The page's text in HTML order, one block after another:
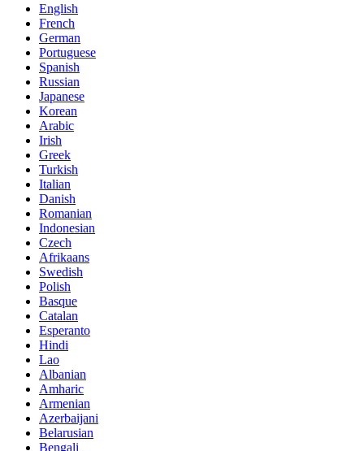
English
French
German
Portuguese
Spanish
Russian
Japanese
Korean
Arabic
Irish
Greek
Turkish
Italian
Danish
Romanian
Indonesian
Czech
Afrikaans
Swedish
Polish
Basque
Catalan
Esperanto
Hindi
Lao
Albanian
Amharic
Armenian
Azerbaijani
Belarusian
Bengali